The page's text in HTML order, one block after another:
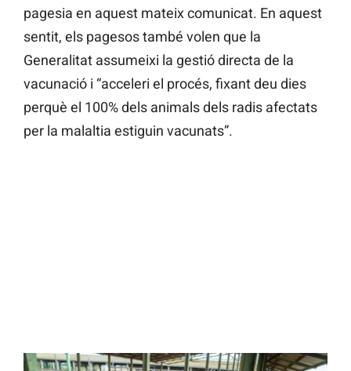
pagesia en aquest mateix comunicat. En aquest
sentit, els pagesos també volen que la
Generalitat assumeixi la gestió directa de la
vacunació i “acceleri el procés, fixant deu dies
perquè el 100% dels animals dels radis afectats
per la malaltia estiguin vacunats”.